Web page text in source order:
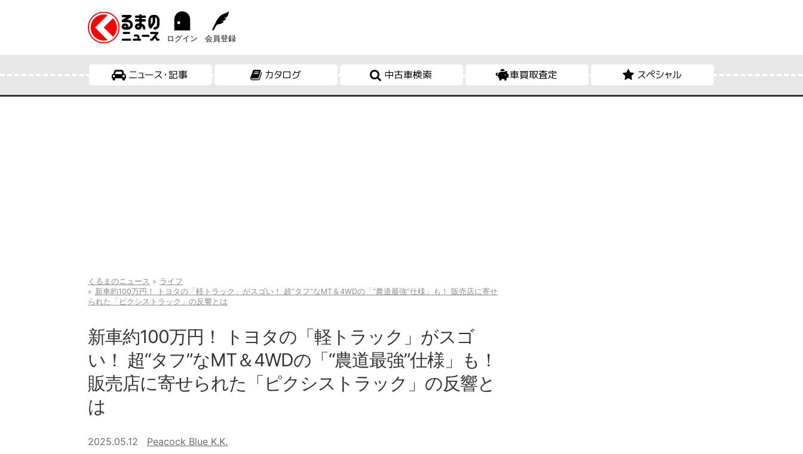
ログイン 会員登録
ニュース・記事 カタログ 中古車検索 車買取査定 スペシャル
くるまのニュース
ライフ
新車約100万円！ トヨタの「軽トラック」がスゴい！ 超“タフ”なMT＆4WDの「“農道最強”仕様」も！ 販売店に寄せ
られた「ピクシストラック」の反響とは
新車約100万円！ トヨタの「軽トラック」がスゴ
い！ 超“タフ”なMT＆4WDの「“農道最強”仕様」も！
販売店に寄せられた「ピクシストラック」の反響と
は
2025.05.12 Peacock Blue K.K.